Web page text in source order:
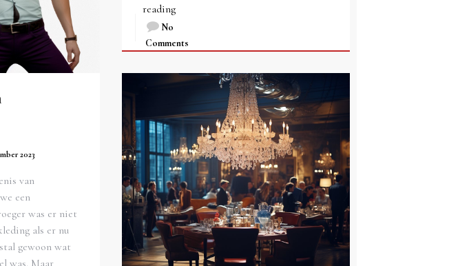
2023
van
een
was er niet
als er nu
gewoon wat
was. Maar
reading
No
Comments